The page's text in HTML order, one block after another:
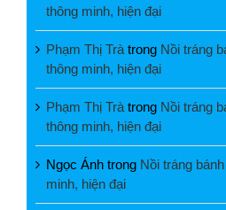
thông minh, hiện đại
Phạm Thị Trà trong Nồi tráng
thông minh, hiện đại
Phạm Thị Trà trong Nồi tráng
thông minh, hiện đại
Ngọc Ánh trong Nồi tráng
minh, hiện đại